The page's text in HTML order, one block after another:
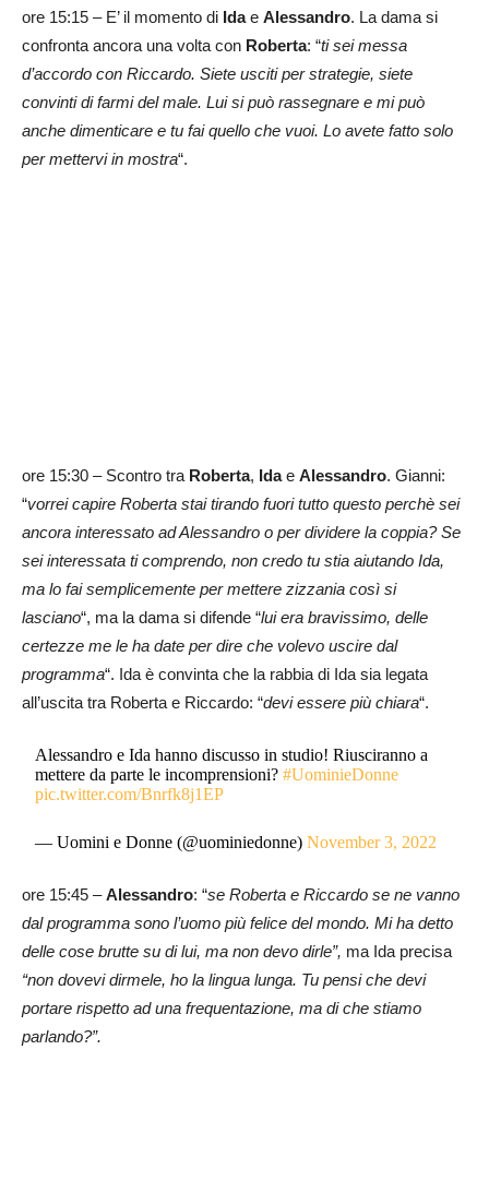
ore 15:15 – E’ il momento di Idae Alessandro. La dama si
confronta ancora una volta con Roberta: “ti sei messa
d’accordo con Riccardo. Siete usciti per strategie, siete
convinti di farmi del male. Lui si può rassegnare e mi può
anche dimenticare e tu fai quello che vuoi. Lo avete fatto solo
per mettervi in mostra“.
ore 15:30 – Scontro tra Roberta, Idae Alessandro. Gianni:
“vorrei capire Roberta stai tirando fuori tutto questo perchè sei
ancora interessato ad Alessandro o per dividere la coppia? Se
sei interessata ti comprendo, non credo tu stia aiutando Ida,
ma lo fai semplicemente per mettere zizzania così si
lasciano“, ma la dama si difende “lui era bravissimo, delle
certezze me le ha date per dire che volevo uscire dal
programma“. Ida è convinta che la rabbia di Ida sia legata
all’uscita tra Roberta e Riccardo: “devi essere più chiara“.
Alessandro e Ida hanno discusso in studio! Riusciranno a
mettere da parte le incomprensioni?#UominieDonne
pic.twitter.com/Bnrfk8j1EP
— Uomini e Donne (@uominiedonne)November 3, 2022
ore 15:45 –Alessandro: “se Roberta e Riccardo se ne vanno
dal programma sono l’uomo più felice del mondo. Mi ha detto
delle cose brutte su di lui, ma non devo dirle”, ma Ida precisa
“non dovevi dirmele, ho la lingua lunga. Tu pensi che devi
portare rispetto ad una frequentazione, ma di che stiamo
parlando?”.